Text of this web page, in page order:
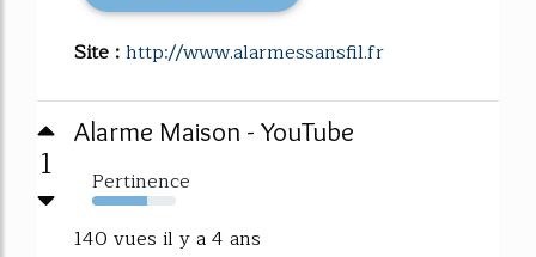
Site :http://www.alarmessansfil.fr
1
Alarme Maison - YouTube
Pertinence
65%
140 vues il y a 4 ans